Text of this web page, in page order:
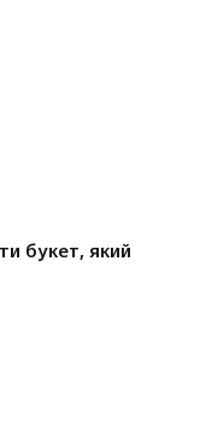
букет, який